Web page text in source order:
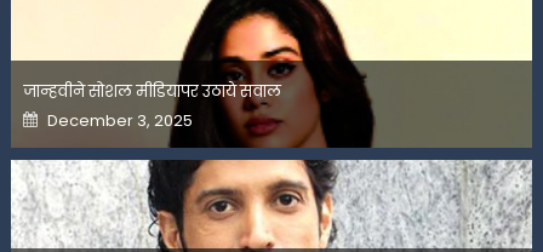
जान्हवीने सोशल मीडियापर उठाये सवाल
Posted
on
December 3, 2025